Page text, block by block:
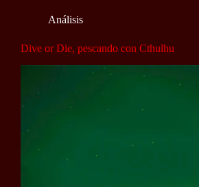
Análisis
Dive or Die, pescando con Cthulhu